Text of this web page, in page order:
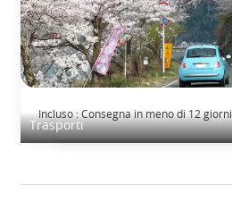
Trasporti
Incluso : Consegna in meno di 12